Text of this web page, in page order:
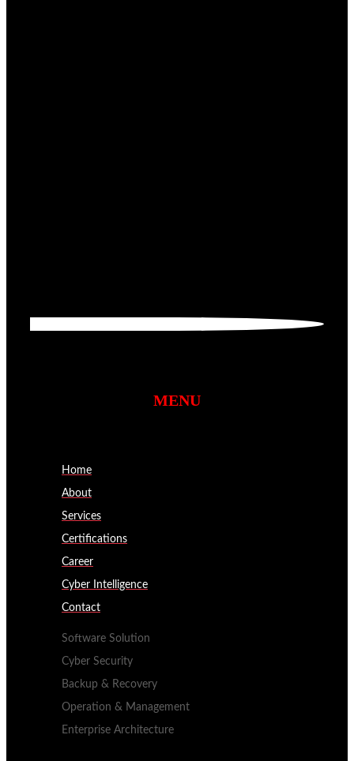
MENU
Home
About
Services
Certifications
Career
Cyber Intelligence
Contact
Software Solution
Cyber Security
Backup & Recovery
Operation & Management
Enterprise Architecture